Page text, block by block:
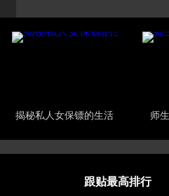
揭秘私人女保镖的生活 师
跟贴最高排行